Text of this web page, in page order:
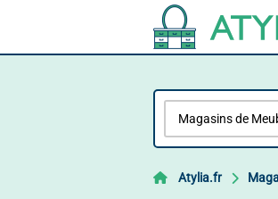
Atylia.fr